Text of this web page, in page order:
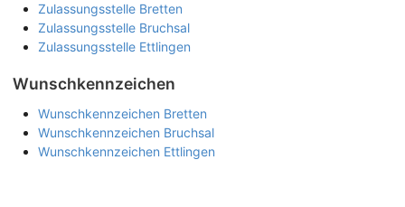
Zulassungsstelle Bretten
Zulassungsstelle Bruchsal
Zulassungsstelle Ettlingen
Wunschkennzeichen
Wunschkennzeichen Bretten
Wunschkennzeichen Bruchsal
Wunschkennzeichen Ettlingen